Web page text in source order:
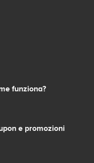
funziona?
e promozioni